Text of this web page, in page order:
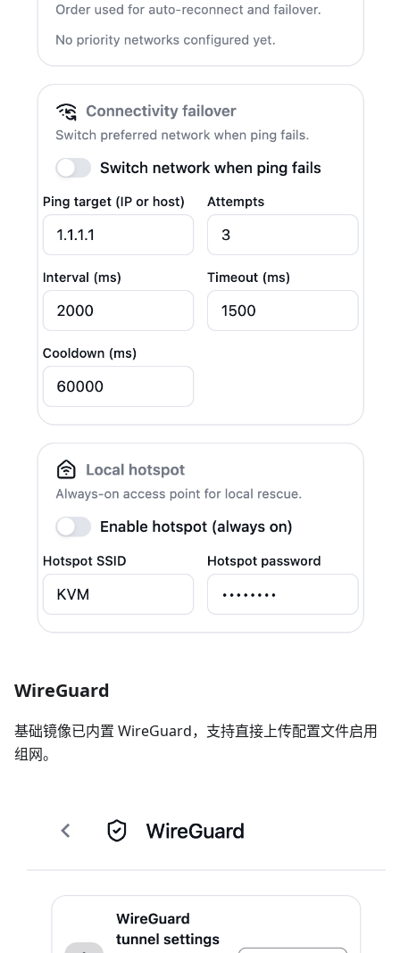
WireGuard
基础镜像已内置 WireGuard，支持直接上传配置文件启用
组网。